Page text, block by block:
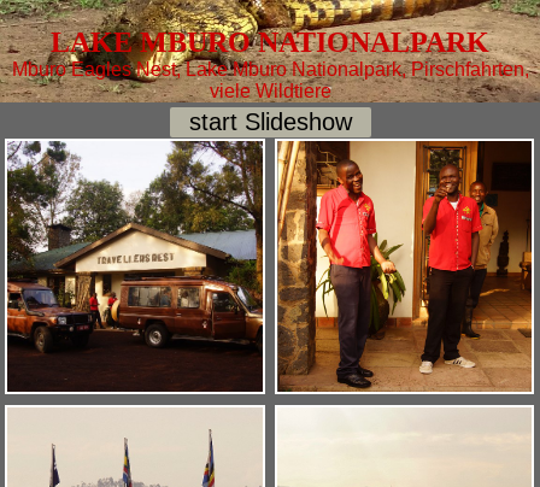
LAKE MBURO NATIONALPARK
Mburo Eagles Nest, Lake Mburo Nationalpark, Pirschfahrten,
viele Wildtiere
start Slideshow